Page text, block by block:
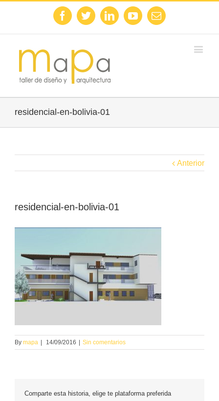
FacebookTwitterLinkedinYoutubeEmail
residencial-en-bolivia-01
Anterior
residencial-en-bolivia-01
By mapa 14/09/2016 Sin comentarios
Comparte esta historia, elige te plataforma preferida